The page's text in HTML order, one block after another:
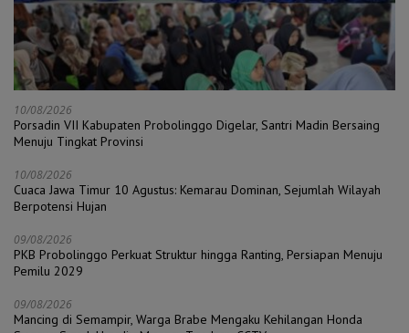
10/08/2026
Porsadin VII Kabupaten Probolinggo Digelar, Santri Madin Bersaing
Menuju Tingkat Provinsi
10/08/2026
Cuaca Jawa Timur 10 Agustus: Kemarau Dominan, Sejumlah Wilayah
Berpotensi Hujan
09/08/2026
PKB Probolinggo Perkuat Struktur hingga Ranting, Persiapan Menuju
Pemilu 2029
09/08/2026
Mancing di Semampir, Warga Brabe Mengaku Kehilangan Honda